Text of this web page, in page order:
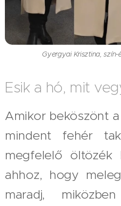
Gyergyai Krisztina,
Esik a hó, mit
Amikor beköszönt
mindent fehér
megfelelő öltözék
ahhoz, hogy
maradj,